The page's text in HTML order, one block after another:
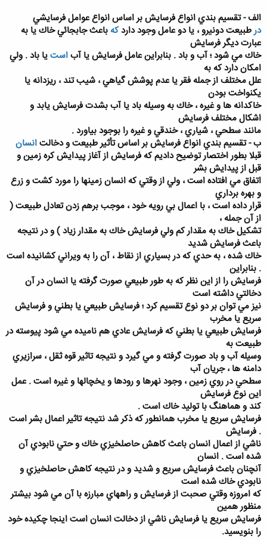
الف - تقسيم بندي انواع فرسايش بر اساس انواع عوامل فرسايشي
درطبيعت دونيرو ، يا دو عامل وجود داردكه باعث جابجائي خاك يا به
عبارت ديگر فرسايش
خاك مي شود ؛ آب و باد . بنابراين عامل فرسايش يا آباستيا باد . ولي
امكان دارد كه به
علل مختلف از جمله فقر يا عدم پوشش گياهي ، شيب تند ، ريزدانه يا
يكنواخت بودن
خاكدانه ها و غيره ، خاك به وسيله باد يا آب بشدت فرسايش يابد و
اشكال مختلف فرسايش
مانند سطحي ، شياري ، خندقي و غيره را بوجود بياورد .
ب - تقسيم بندي انواع فرسايش بر اساس تأثير طبيعت و دخالتانسان
قبلا بطور اختصار توضيح داديم كه فرسايش از آغاز پيدايش كره زمين و
قبل از پيدايش بشر
اتفاق مي افتاده است ، ولي از وقتي كه انسان زمينها را مورد كشت و زرع
و بهره برداري
قرار داده است ، با اعمال بي رويه خود ، موجب برهم زدن تعادل طبيعت (
از آن جمله ،
تشكيل خاك به مقدار كم ولي فرسايش خاك به مقدار زياد ) و در نتيجه
باعث فرسايش شديد
خاك شده ، به حدي كه در بسياري از نقاط ، آن را به ويراني كشانيده است
. بنابراين
فرسايش را از اين نظر كه به طور طبيعي صورت گرفته يا انسان در آن
دخالتي داشته است
نيز مي توان بر دو نوع تقسيم كرد ؛ فرسايش طبيعي يا بطني و فرسايش
سريع يا مخرب
فرسايش طبيعي يا بطني كه فرسايش عادي هم ناميده مي شود پيوسته در
طبيعت به
وسيله آب و باد صورت گرفته و مي گيرد و نتيجه تاثير قوه ثقل ، سرازيري
دامنه ها ، جريان آب
سطحي در روي زمين ، وجود نهرها و رودها و يخچالها و غيره است . عمل
اين نوع فرسايش
كند و هماهنگ با توليد خاك است .
فرسايش سريع يا مخرب همانطور كه ذكر شد نتيجه تاثير اعمال بشر است
. فرسايش
ناشي از اعمال انسان باعث كاهش حاصلخيزي خاك و حتي نابودي آن
شده است . انسان
آنچنان باعث فرسايش سريع و شديد و در نتيجه كاهش حاصلخيزي و
نابودي خاك شده است
كه امروزه وقتي صحبت از فرسايش و راههاي مبارزه با آن مي شود بيشتر
منظور همين
فرسايش سريع يا فرسايش ناشي از دخالت انسان است اینجا چكیده خود
را بنویسید.